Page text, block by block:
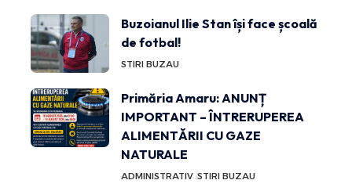
Buzoianul Ilie Stan își face școală
de fotbal!
STIRI BUZAU
Primăria Amaru: ANUNȚ
IMPORTANT – ÎNTRERUPEREA
ALIMENTĂRII CU GAZE
NATURALE
ADMINISTRATIV STIRI BUZAU